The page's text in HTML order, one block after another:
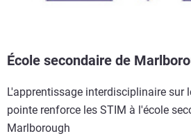
École secondaire de
L'apprentissage interdisciplinaire sur
pointe renforce les STIM à l'école
Marlborough